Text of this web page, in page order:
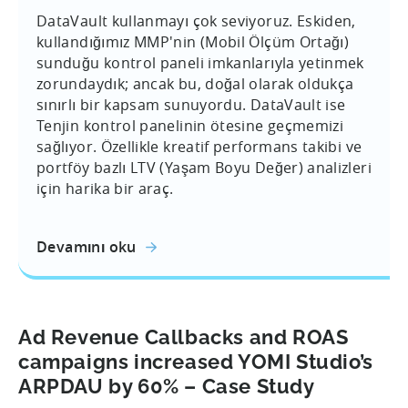
DataVault kullanmayı çok seviyoruz. Eskiden,
kullandığımız MMP'nin (Mobil Ölçüm Ortağı)
sunduğu kontrol paneli imkanlarıyla yetinmek
zorundaydık; ancak bu, doğal olarak oldukça
sınırlı bir kapsam sunuyordu. DataVault ise
Tenjin kontrol panelinin ötesine geçmemizi
sağlıyor. Özellikle kreatif performans takibi ve
portföy bazlı LTV (Yaşam Boyu Değer) analizleri
için harika bir araç.
Devamını oku
Ad Revenue Callbacks and ROAS
campaigns increased YOMI Studio’s
ARPDAU by 60% – Case Study